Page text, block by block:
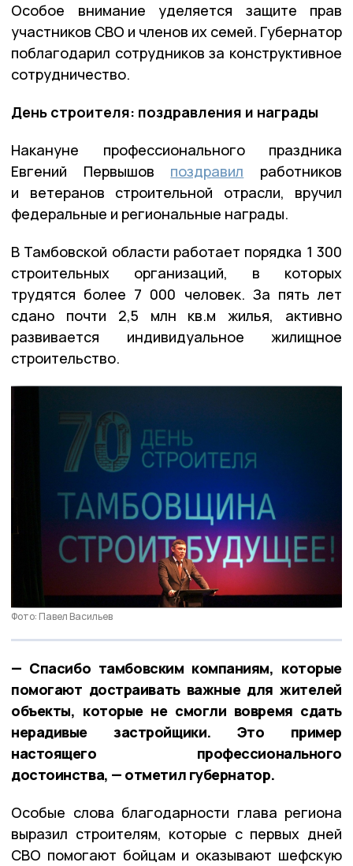
Особое внимание уделяется защите прав
участников СВО и членов их семей. Губернатор
поблагодарил сотрудников за конструктивное
сотрудничество.
День строителя: поздравления и награды
Накануне профессионального праздника
Евгений Первышов поздравил работников
и ветеранов строительной отрасли, вручил
федеральные и региональные награды.
В Тамбовской области работает порядка 1 300
строительных организаций, в которых
трудятся более 7 000 человек. За пять лет
сдано почти 2,5 млн кв.м жилья, активно
развивается индивидуальное жилищное
строительство.
Фото: Павел Васильев
— Спасибо тамбовским компаниям, которые
помогают достраивать важные для жителей
объекты, которые не смогли вовремя сдать
нерадивые застройщики. Это пример
настоящего профессионального
достоинства, — отметил губернатор.
Особые слова благодарности глава региона
выразил строителям, которые с первых дней
СВО помогают бойцам и оказывают шефскую